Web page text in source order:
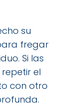
su
fregar
Si las
el
con otro